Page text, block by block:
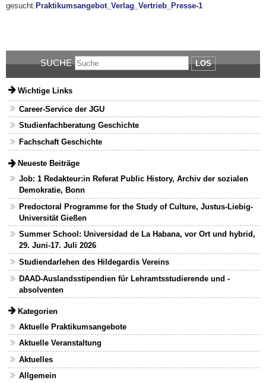
gesucht. Praktikumsangebot_Verlag_Vertrieb_Presse-1
SUCHE LOS
Wichtige Links
Career-Service der JGU
Studienfachberatung Geschichte
Fachschaft Geschichte
Neueste Beiträge
Job: 1 Redakteur:in Referat Public History, Archiv der sozialen
Demokratie, Bonn
Predoctoral Programme for the Study of Culture, Justus-Liebig-
Universität Gießen
Summer School: Universidad de La Habana, vor Ort und hybrid,
29. Juni-17. Juli 2026
Studiendarlehen des Hildegardis Vereins
DAAD-Auslandsstipendien für Lehramtsstudierende und -
absolventen
Kategorien
Aktuelle Praktikumsangebote
Aktuelle Veranstaltung
Aktuelles
Allgemein